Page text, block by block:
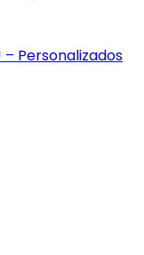
Personalizados